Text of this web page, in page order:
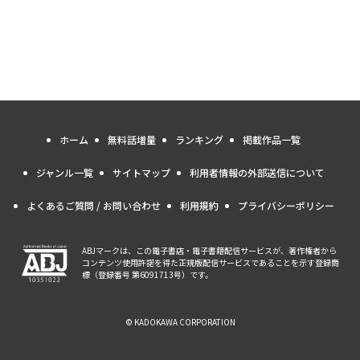
ホーム 無料話増量 ランキング 掲載作品一覧
ジャンル一覧 サイトマップ 利用者情報の外部送信について
よくあるご質問 / お問い合わせ 利用規約 プライバシーポリシー
ABJマークは、この電子書店・電子書籍配信サービスが、著作権者から
コンテンツ使用許諾を得た正規版配信サービスであることを示す登録商
標（登録番号 第6091713号）です。
© KADOKAWA CORPORATION